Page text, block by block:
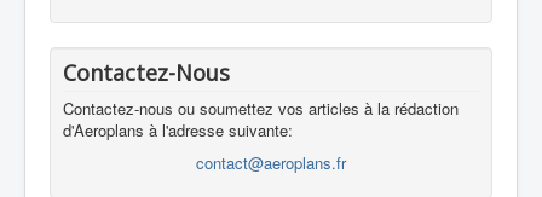
Contactez-Nous
Contactez-nous ou soumettez vos articles à la rédaction
d'Aeroplans à l'adresse suivante:
contact@aeroplans.fr